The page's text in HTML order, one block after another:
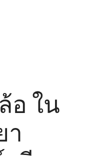
อ ใน
า